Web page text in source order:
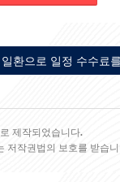
환으로 일정 수수료
제작되었습니다.
작권법의 보호를 받습